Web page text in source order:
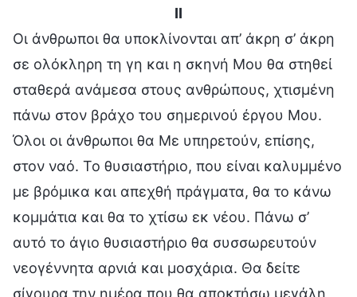
II
Οι άνθρωποι θα υποκλίνονται απ’ άκρη σ’ άκρη
σε ολόκληρη τη γη και η σκηνή Μου θα στηθεί
σταθερά ανάμεσα στους ανθρώπους, χτισμένη
πάνω στον βράχο του σημερινού έργου Μου.
Όλοι οι άνθρωποι θα Με υπηρετούν, επίσης,
στον ναό. Το θυσιαστήριο, που είναι καλυμμένο
με βρόμικα και απεχθή πράγματα, θα το κάνω
κομμάτια και θα το χτίσω εκ νέου. Πάνω σ’
αυτό το άγιο θυσιαστήριο θα συσσωρευτούν
νεογέννητα αρνιά και μοσχάρια. Θα δείτε
σίγουρα την ημέρα που θα αποκτήσω μεγάλη